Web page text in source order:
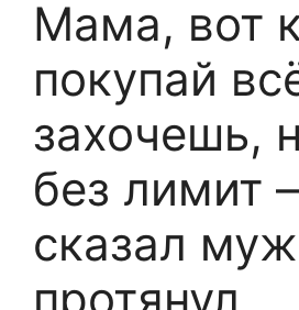
Мама, вот
покупай
захочешь,
без лимит
сказал
протянул